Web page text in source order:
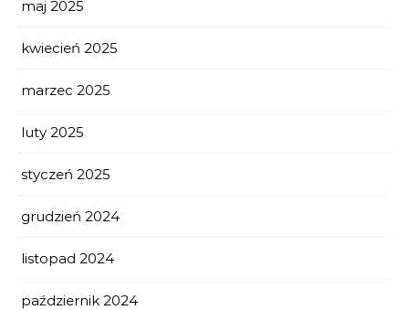
maj 2025
kwiecień 2025
marzec 2025
luty 2025
styczeń 2025
grudzień 2024
listopad 2024
październik 2024